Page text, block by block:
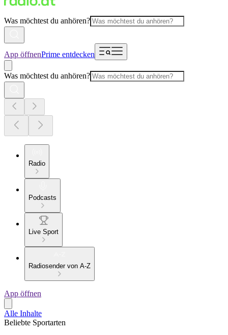
Was möchtest du anhören?
App öffnenPrime entdecken
Was möchtest du anhören?
Radio
Podcasts
Live Sport
Radiosender von A-Z
App öffnen
Alle Inhalte
Beliebte Sportarten